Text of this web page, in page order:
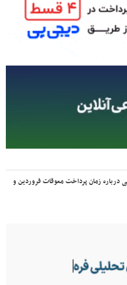
درباره زمان پرداخت معوقات فروردین و